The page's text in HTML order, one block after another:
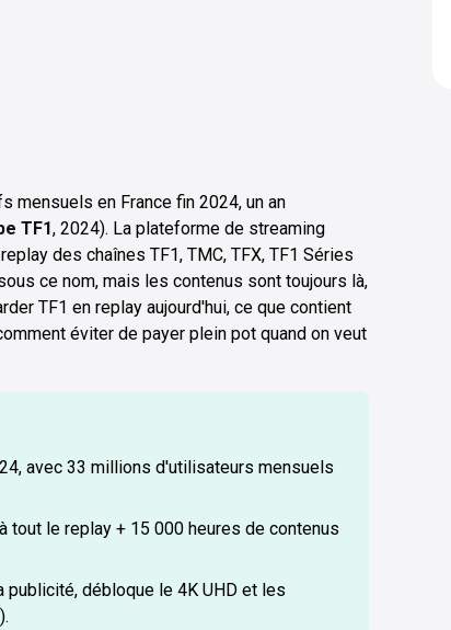
mensuels en France fin 2024, un an
TF1, 2024). La plateforme de streaming
des chaînes TF1, TMC, TFX, TF1 Séries
ce nom, mais les contenus sont toujours là,
TF1 en replay aujourd'hui, ce que contient
éviter de payer plein pot quand on veut
avec 33 millions d'utilisateurs mensuels
tout le replay + 15 000 heures de contenus
publicité, débloque le 4K UHD et les